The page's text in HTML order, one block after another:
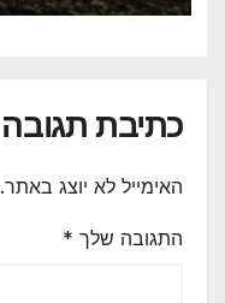
כתיבת תגובה
האימייל לא יוצג באתר.
התגובה שלך *